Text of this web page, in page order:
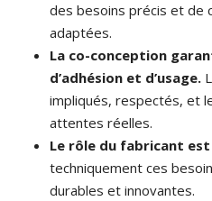
des besoins précis et de
adaptées.
La co-conception
d’adhésion et d’usage.
impliqués, respectés, et
attentes réelles.
Le rôle du fabricant
techniquement ces
durables et innovantes.